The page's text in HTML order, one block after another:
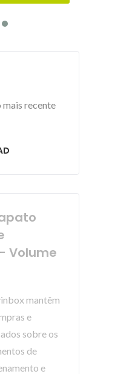
recente
Volume
mantêm
e
sobre os
de
e